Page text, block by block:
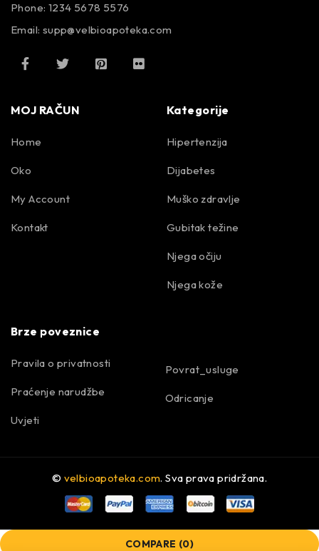
Phone: 1234 5678 5576
Email: supp@velbioapoteka.com
MOJ RAČUN
Home
Oko
My Account
Kontakt
Kategorije
Hipertenzija
Dijabetes
Muško zdravlje
Gubitak težine
Njega očiju
Njega kože
Brze poveznice
Pravila o privatnosti
Praćenje narudžbe
Uvjeti
Povrat_usluge
Odricanje
© velbioapoteka.com. Sva prava pridržana.
COMPARE (0)